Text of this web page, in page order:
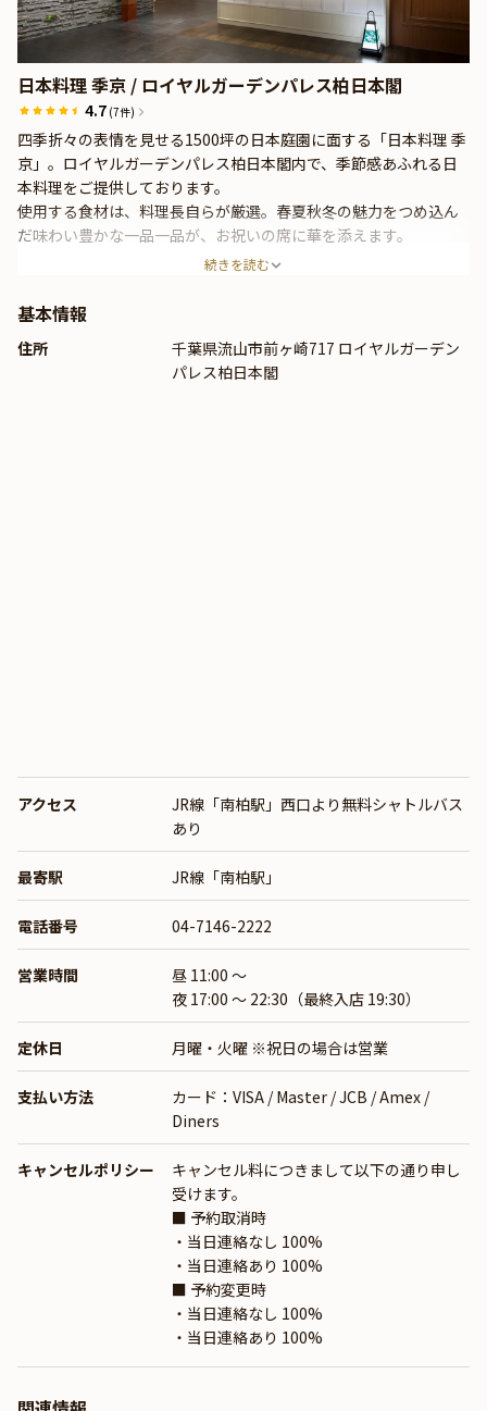
日本料理 季京 / ロイヤルガーデンパレス柏日本閣
4.7 (7件)
四季折々の表情を見せる1500坪の日本庭園に面する「日本料理 季
京」。ロイヤルガーデンパレス柏日本閣内で、季節感あふれる日
本料理をご提供しております。
使用する食材は、料理長自らが厳選。春夏秋冬の魅力をつめ込ん
だ味わい豊かな一品一品が、お祝いの席に華を添えます。
続きを読む
基本情報
住所
千葉県流山市前ヶ崎717 ロイヤルガーデン
パレス柏日本閣
アクセス
JR線「南柏駅」西口より無料シャトルバス
あり
最寄駅 JR線「南柏駅」
電話番号 04-7146-2222
営業時間
昼 11:00 ～
夜 17:00 ～ 22:30（最終入店 19:30）
定休日 月曜・火曜 ※祝日の場合は営業
支払い方法
カード：VISA / Master / JCB / Amex /
Diners
キャンセルポリシー
キャンセル料につきまして以下の通り申し
受けます。
■ 予約取消時
・当日連絡なし 100%
・当日連絡あり 100%
■ 予約変更時
・当日連絡なし 100%
・当日連絡あり 100%